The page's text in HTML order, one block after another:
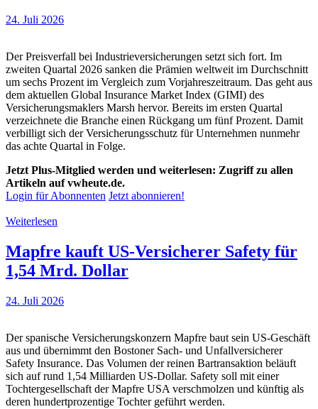
24. Juli 2026
Der Preisverfall bei Industrieversicherungen setzt sich fort. Im
zweiten Quartal 2026 sanken die Prämien weltweit im Durchschnitt
um sechs Prozent im Vergleich zum Vorjahreszeitraum. Das geht aus
dem aktuellen Global Insurance Market Index (GIMI) des
Versicherungsmaklers Marsh hervor. Bereits im ersten Quartal
verzeichnete die Branche einen Rückgang um fünf Prozent. Damit
verbilligt sich der Versicherungsschutz für Unternehmen nunmehr
das achte Quartal in Folge.
Jetzt Plus-Mitglied werden und weiterlesen: Zugriff zu allen
Artikeln auf vwheute.de.
Login für Abonnenten Jetzt abonnieren!
Weiterlesen
Mapfre kauft US-Versicherer Safety für
1,54 Mrd. Dollar
24. Juli 2026
Der spanische Versicherungskonzern Mapfre baut sein US-Geschäft
aus und übernimmt den Bostoner Sach- und Unfallversicherer
Safety Insurance. Das Volumen der reinen Bartransaktion beläuft
sich auf rund 1,54 Milliarden US-Dollar. Safety soll mit einer
Tochtergesellschaft der Mapfre USA verschmolzen und künftig als
deren hundertprozentige Tochter geführt werden.